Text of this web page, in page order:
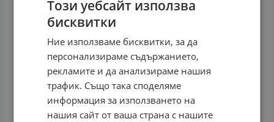
ВИТАМИН C - ЦИТРОВИТ таблетки 500 мг * 20
АКТАВИС
2.67 € 5.22 лв.
КУПИ
Този уебсайт използва
бисквитки
Ние използваме бисквитки, за да
персонализираме съдържанието,
рекламите и да анализираме нашия
трафик. Също така споделяме
информация за използването на
нашия сайт от ваша страна с нашите